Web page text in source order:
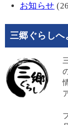
お知らせ
三郷ぐらしへ